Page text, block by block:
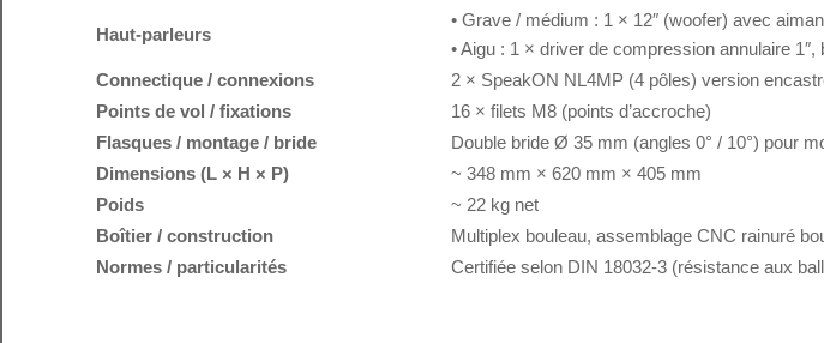
Haut-parleurs
• Grave / médium : 1 × 12″ (woofer) avec
• Aigu : 1 × driver de compression annulaire
Connectique / connexions
2 × SpeakON NL4MP (4 pôles) version
Points de vol / fixations
16 × filets M8 (points d’accroche)
Flasques / montage / bride
Double bride Ø 35 mm (angles 0° / 10°) pour
Dimensions (L × H × P)
~ 348 mm × 620 mm × 405 mm
Poids
~ 22 kg net
Boîtier / construction
Multiplex bouleau, assemblage CNC rainuré
Normes / particularités
Certifiée selon DIN 18032-3 (résistance aux